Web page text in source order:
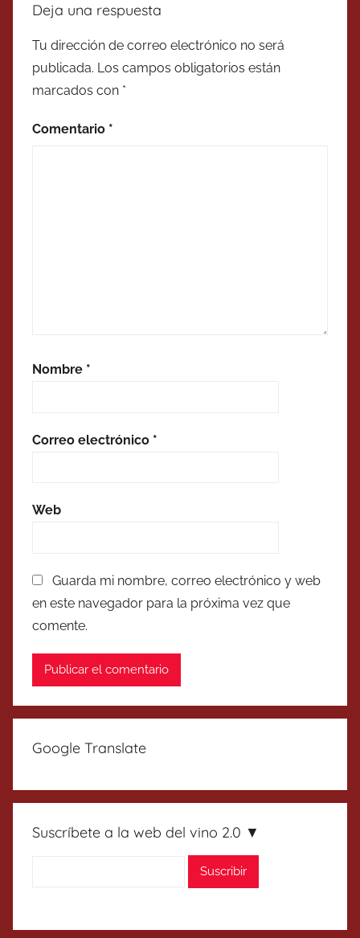
Deja una respuesta
Tu dirección de correo electrónico no será
publicada. Los campos obligatorios están
marcados con *
Comentario *
Nombre *
Correo electrónico *
Web
Guarda mi nombre, correo electrónico y web
en este navegador para la próxima vez que
comente.
Google Translate
Suscríbete a la web del vino 2.0 ▼